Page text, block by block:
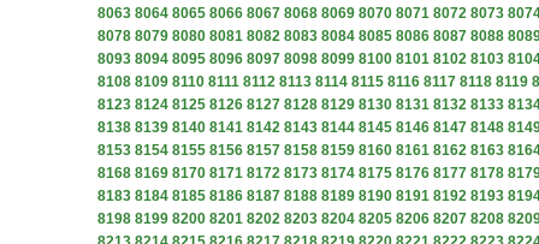
8063 8064 8065 8066 8067 8068 8069 8070 8071 8072 8073
8078 8079 8080 8081 8082 8083 8084 8085 8086 8087 8088
8093 8094 8095 8096 8097 8098 8099 8100 8101 8102 8103
8108 8109 8110 8111 8112 8113 8114 8115 8116 8117 8118 8119
8123 8124 8125 8126 8127 8128 8129 8130 8131 8132 8133
8138 8139 8140 8141 8142 8143 8144 8145 8146 8147 8148
8153 8154 8155 8156 8157 8158 8159 8160 8161 8162 8163
8168 8169 8170 8171 8172 8173 8174 8175 8176 8177 8178
8183 8184 8185 8186 8187 8188 8189 8190 8191 8192 8193
8198 8199 8200 8201 8202 8203 8204 8205 8206 8207 8208